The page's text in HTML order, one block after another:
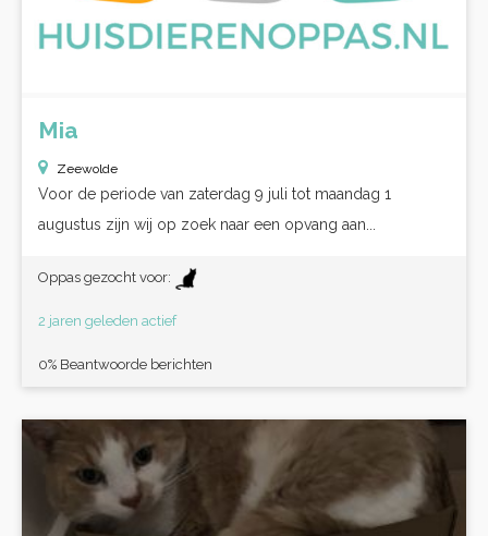
Mia
Zeewolde
Voor de periode van zaterdag 9 juli tot maandag 1
augustus zijn wij op zoek naar een opvang aan...
Oppas gezocht voor:
2 jaren geleden actief
0% Beantwoorde berichten